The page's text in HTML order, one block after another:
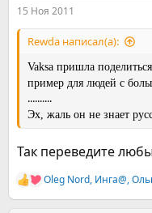
15 Ноя 2011
Rewda написал(а):
Vaksa пришла
пример для людей с
..........
Эх, жаль он не знает
Так переведите
Р
е
Oleg Nord, Инга@,